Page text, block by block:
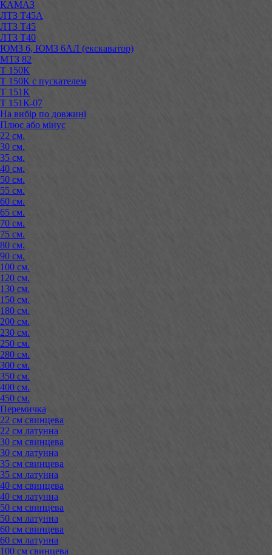
КАМАЗ
ЛТЗ Т45А
ЛТЗ Т45
ЛТЗ Т40
ЮМЗ 6, ЮМЗ 6АЛ (екскаватор)
МТЗ 82
Т 150К
Т 150К с пускателем
Т 151К
Т 151К-07
На вибір по довжині
Плюс або мінус
22 см.
30 см.
35 см.
40 см.
50 см.
55 см.
60 см.
65 см.
70 см.
75 см.
80 см.
90 см.
100 см.
120 см.
130 см.
150 см.
180 см.
200 см.
230 см.
250 см.
280 см.
300 см.
350 см.
400 см.
450 см.
Перемичка
22 см свинцева
22 см латунна
30 см свинцева
30 см латунна
35 см свинцева
35 см латунна
40 см свинцева
40 см латунна
50 см свинцева
50 см латунна
60 см свинцева
60 см латунна
100 см свинцева